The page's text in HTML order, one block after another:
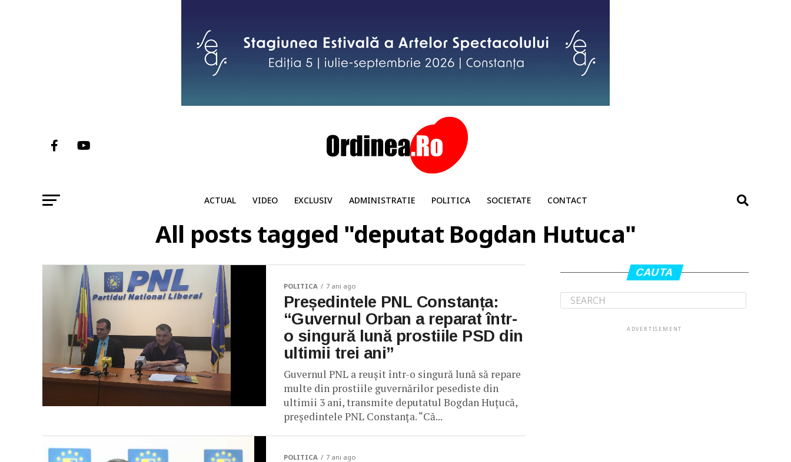
ACTUAL VIDEO EXCLUSIV ADMINISTRATIE POLITICA SOCIETATE CONTACT
All posts tagged "deputat Bogdan Hutuca"
POLITICA 7 ani ago
Președintele PNL Constanța:
“Guvernul Orban a reparat într-
o singură lună prostiile PSD din
ultimii trei ani”
Guvernul PNL a reușit într-o singură lună să repare
multe din prostiile guvernărilor pesediste din
ultimii 3 ani, transmite deputatul Bogdan Huțucă,
președintele PNL Constanța. “Că...
POLITICA 7 ani ago
CAUTA
ADVERTISEMENT